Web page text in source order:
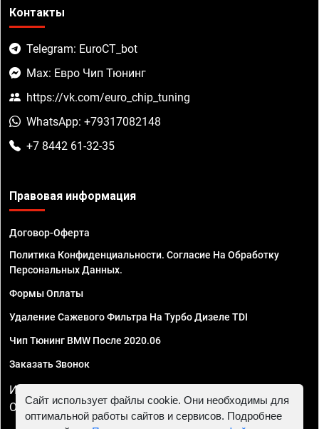
Контакты
Telegram: EuroCT_bot
Max: Евро Чип Тюнинг
https://vk.com/euro_chip_tuning
WhatsApp: +79317082148
+7 8442 61-32-35
Правовая информация
Договор-Оферта
Политика Конфиденциальности. Согласие На Обработку
Персональных Данных.
Формы Оплаты
Удаление Сажевого Фильтра На Турбо Дизеле TDI
Чип Тюнинг BMW После 2020.06
Заказать Звонок
ИП Смирнов Георгий Павлович. ИНН 781302555843,
ОГРНИП 324470400032610
Сайт использует файлы cookie. Они необходимы для
оптимальной работы сайтов и сервисов. Подробнее